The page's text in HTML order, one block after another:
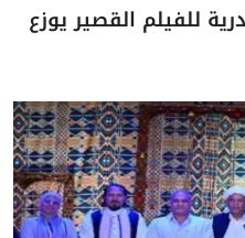
للفيلم القصير يوزع